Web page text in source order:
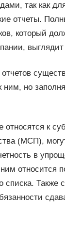
так как
отчеты.
который
выглядит
ним, но
относятся к
(МСП),
в
относится
списка. Также